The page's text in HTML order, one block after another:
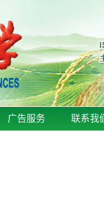
广告服务 联系我们